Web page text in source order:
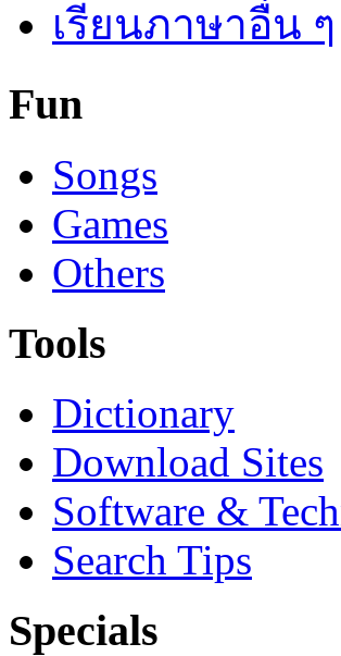
เรียนภาษาอื่น ๆ
Fun
Songs
Games
Others
Tools
Dictionary
Download Sites
Software &
Search Tips
Specials